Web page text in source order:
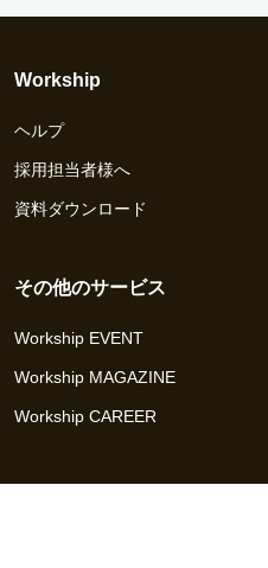
Workship
ヘルプ
採用担当者様へ
資料ダウンロード
その他のサービス
Workship EVENT
Workship MAGAZINE
Workship CAREER